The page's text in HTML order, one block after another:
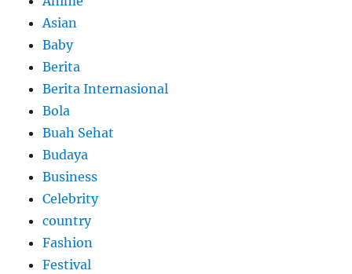
Asian
Baby
Berita
Berita Internasional
Bola
Buah Sehat
Budaya
Business
Celebrity
country
Fashion
Festival